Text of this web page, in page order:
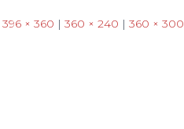
396 × 360 | 360 × 240 | 360 × 300